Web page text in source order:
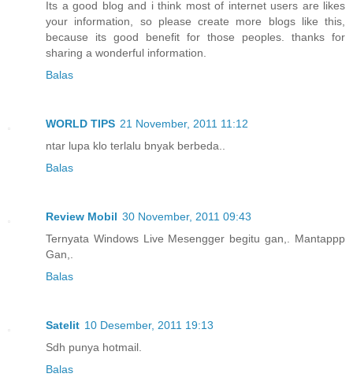
Its a good blog and i think most of internet users are likes
your information, so please create more blogs like this,
because its good benefit for those peoples. thanks for
sharing a wonderful information.
Balas
WORLD TIPS 21 November, 2011 11:12
ntar lupa klo terlalu bnyak berbeda..
Balas
Review Mobil 30 November, 2011 09:43
Ternyata Windows Live Mesengger begitu gan,. Mantappp
Gan,.
Balas
Satelit 10 Desember, 2011 19:13
Sdh punya hotmail.
Balas